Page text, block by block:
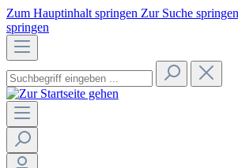
Zum Hauptinhalt springen Zur Suche springen
springen